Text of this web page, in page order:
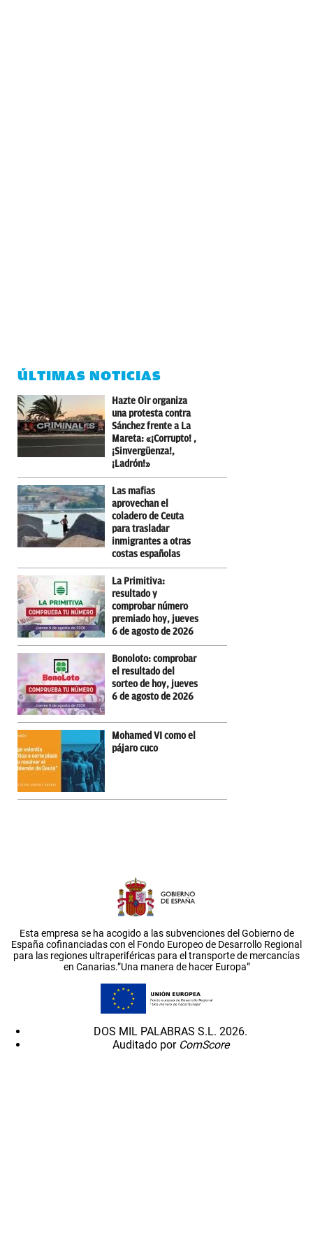
ÚLTIMAS NOTICIAS
Hazte Oir organiza
una protesta contra
Sánchez frente a La
Mareta: «¡Corrupto! ,
¡Sinvergüenza!,
¡Ladrón!»
Las mafias
aprovechan el
coladero de Ceuta
para trasladar
inmigrantes a otras
costas españolas
La Primitiva:
resultado y
comprobar número
premiado hoy, jueves
6 de agosto de 2026
Bonoloto: comprobar
el resultado del
sorteo de hoy, jueves
6 de agosto de 2026
Mohamed VI como el
pájaro cuco
Esta empresa se ha acogido a las subvenciones del Gobierno de
España cofinanciadas con el Fondo Europeo de Desarrollo Regional
para las regiones ultraperiféricas para el transporte de mercancías
en Canarias.”Una manera de hacer Europa”
DOS MIL PALABRAS S.L. 2026.
Auditado por ComScore